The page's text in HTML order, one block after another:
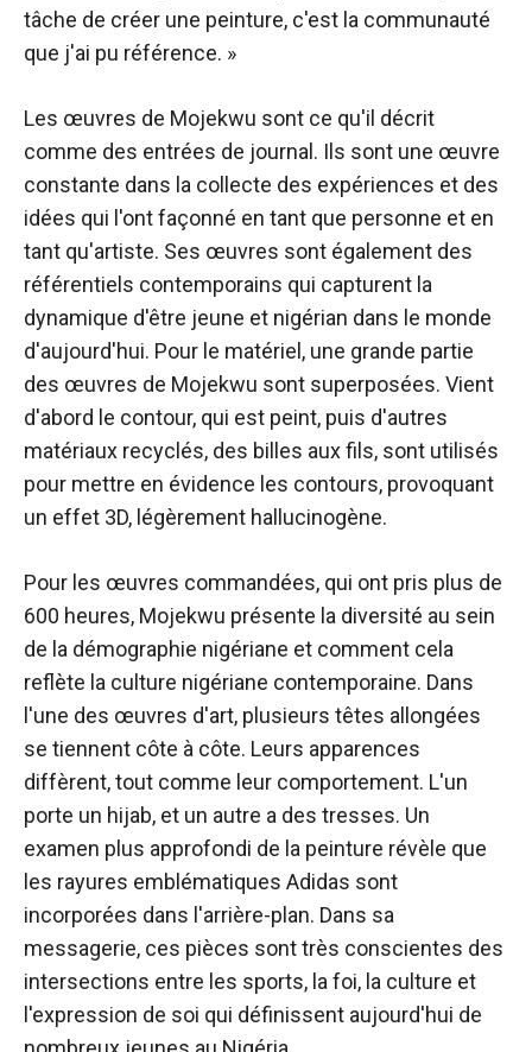
tâche de créer une peinture, c'est la communauté
que j'ai pu référence. »
Les œuvres de Mojekwu sont ce qu'il décrit
comme des entrées de journal. Ils sont une œuvre
constante dans la collecte des expériences et des
idées qui l'ont façonné en tant que personne et en
tant qu'artiste. Ses œuvres sont également des
référentiels contemporains qui capturent la
dynamique d'être jeune et nigérian dans le monde
d'aujourd'hui. Pour le matériel, une grande partie
des œuvres de Mojekwu sont superposées. Vient
d'abord le contour, qui est peint, puis d'autres
matériaux recyclés, des billes aux fils, sont utilisés
pour mettre en évidence les contours, provoquant
un effet 3D, légèrement hallucinogène.
Pour les œuvres commandées, qui ont pris plus de
600 heures, Mojekwu présente la diversité au sein
de la démographie nigériane et comment cela
reflète la culture nigériane contemporaine. Dans
l'une des œuvres d'art, plusieurs têtes allongées
se tiennent côte à côte. Leurs apparences
diffèrent, tout comme leur comportement. L'un
porte un hijab, et un autre a des tresses. Un
examen plus approfondi de la peinture révèle que
les rayures emblématiques Adidas sont
incorporées dans l'arrière-plan. Dans sa
messagerie, ces pièces sont très conscientes des
intersections entre les sports, la foi, la culture et
l'expression de soi qui définissent aujourd'hui de